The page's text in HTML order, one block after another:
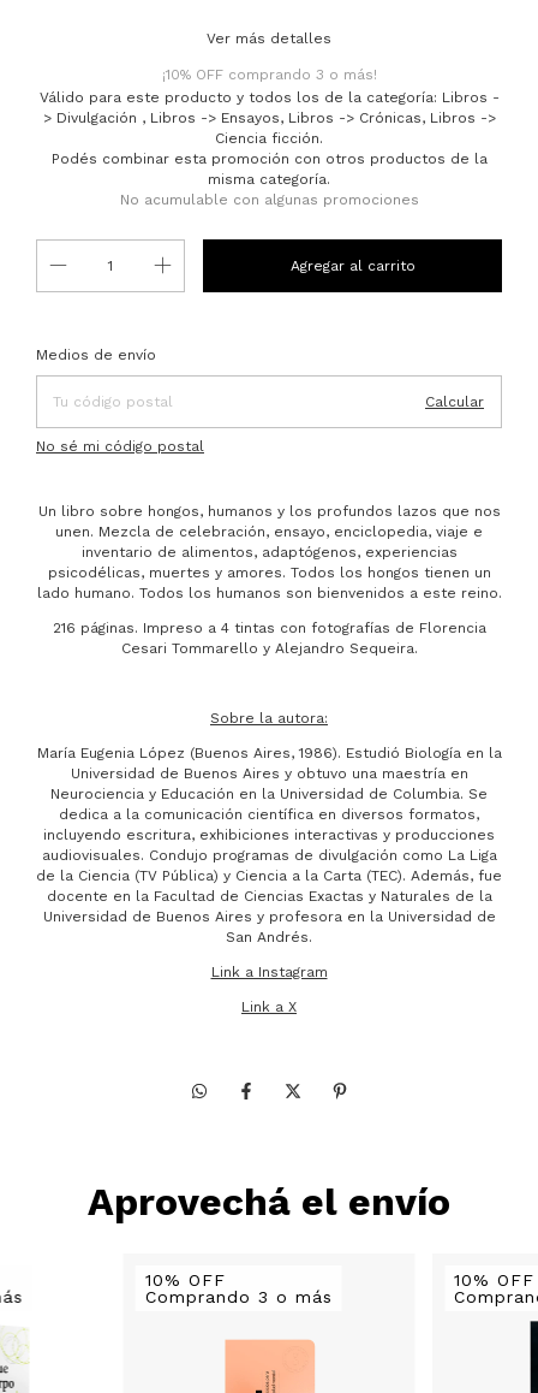
Ver más detalles
¡10% OFF comprando 3 o más!
Válido para este producto y todos los de la categoría: Libros -
> Divulgación , Libros -> Ensayos, Libros -> Crónicas, Libros ->
Ciencia ficción.
Podés combinar esta promoción con otros productos de la
misma categoría.
No acumulable con algunas promociones
Entregas para el CP:
Medios de envío
Calcular
No sé mi código postal
Un libro sobre hongos, humanos y los profundos lazos que nos
unen. Mezcla de celebración, ensayo, enciclopedia, viaje e
inventario de alimentos, adaptógenos, experiencias
psicodélicas, muertes y amores. Todos los hongos tienen un
lado humano. Todos los humanos son bienvenidos a este reino.
216 páginas. Impreso a 4 tintas con fotografías de Florencia
Cesari Tommarello y Alejandro Sequeira.
Sobre la autora:
María Eugenia López (Buenos Aires, 1986). Estudió Biología en la
Universidad de Buenos Aires y obtuvo una maestría en
Neurociencia y Educación en la Universidad de Columbia. Se
dedica a la comunicación científica en diversos formatos,
incluyendo escritura, exhibiciones interactivas y producciones
audiovisuales. Condujo programas de divulgación como La Liga
de la Ciencia (TV Pública) y Ciencia a la Carta (TEC). Además, fue
docente en la Facultad de Ciencias Exactas y Naturales de la
Universidad de Buenos Aires y profesora en la Universidad de
San Andrés.
Link a Instagram
Link a X
Aprovechá el envío
10% OFF
Comprando 3 o más
10% OFF